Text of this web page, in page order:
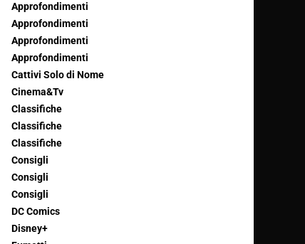
Approfondimenti
Approfondimenti
Approfondimenti
Approfondimenti
Cattivi Solo di Nome
Cinema&Tv
Classifiche
Classifiche
Classifiche
Consigli
Consigli
Consigli
DC Comics
Disney+